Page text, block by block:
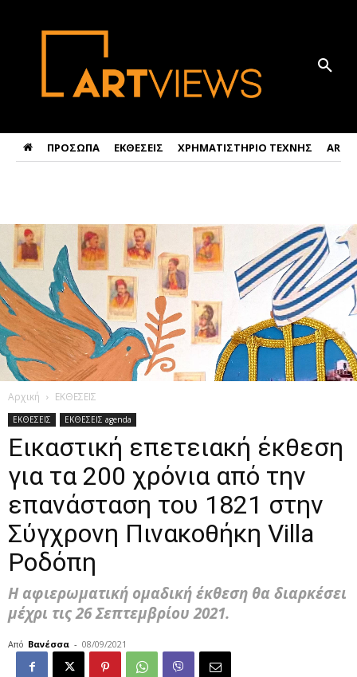
ΠΡΟΣΩΠΑ ΕΚΘΕΣΕΙΣ ΧΡΗΜΑΤΙΣΤΗΡΙΟ ΤΕΧΝΗΣ ART
Αρχική ΕΚΘΕΣΕΙΣ
ΕΚΘΕΣΕΙΣ ΕΚΘΕΣΕΙΣ agenda
Εικαστική επετειακή έκθεση
για τα 200 χρόνια από την
επανάσταση του 1821 στην
Σύγχρονη Πινακοθήκη Villa
Ροδόπη
Η αφιερωματική ομαδική έκθεση θα διαρκέσει
μέχρι τις 26 Σεπτεμβρίου 2021.
Από Βανέσσα - 08/09/2021